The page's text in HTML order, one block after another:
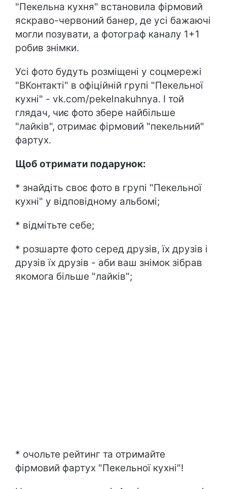
"Пекельна кухня" встановила фірмовий
яскраво-червоний банер, де усі бажаючі
могли позувати, а фотограф каналу 1+1
робив знімки.
Усі фото будуть розміщені у соцмережі
"ВКонтакті" в офіційній групі "Пекельної
кухні" - vk.com/pekelnakuhnya. І той
глядач, чиє фото збере найбільше
"лайків", отримає фірмовий "пекельний"
фартух.
Щоб отримати подарунок:
* знайдіть своє фото в групі "Пекельної
кухні" у відповідному альбомі;
* відмітьте себе;
* розшарте фото серед друзів, їх друзів і
друзів їх друзів - аби ваш знімок зібрав
якомога більше "лайків";
* очольте рейтинг та отримайте
фірмовий фартух "Пекельної кухні"!